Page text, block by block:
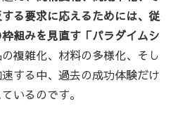
る要求に応えるためには、従
組みを見直す「パラダイムシ
複雑化、材料の多様化、そし
する中、過去の成功体験だけ
いるのです。